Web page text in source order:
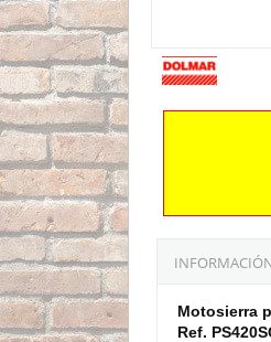
Motosierra
Ref.